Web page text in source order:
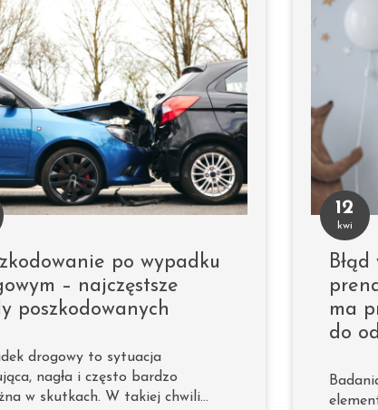
po wypadku
– najczęstsze
poszkodowanych
drogowy to sytuacja
nagła i często bardzo
w skutkach. W takiej chwili…
12
kwi
ma
do